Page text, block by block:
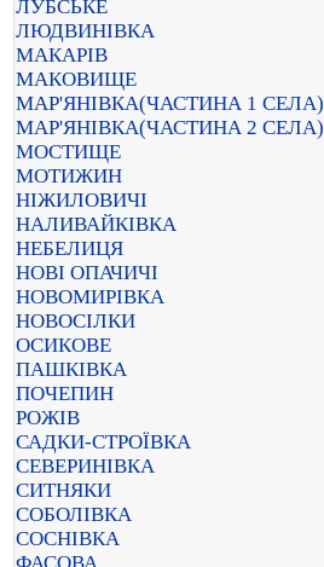
ЛУБСЬКЕ
ЛЮДВИНІВКА
МАКАРІВ
МАКОВИЩЕ
МАР'ЯНІВКА(ЧАСТИНА 1 СЕЛА)
МАР'ЯНІВКА(ЧАСТИНА 2 СЕЛА)
МОСТИЩЕ
МОТИЖИН
НІЖИЛОВИЧІ
НАЛИВАЙКІВКА
НЕБЕЛИЦЯ
НОВІ ОПАЧИЧІ
НОВОМИРІВКА
НОВОСІЛКИ
ОСИКОВЕ
ПАШКІВКА
ПОЧЕПИН
РОЖІВ
САДКИ-СТРОЇВКА
СЕВЕРИНІВКА
СИТНЯКИ
СОБОЛІВКА
СОСНІВКА